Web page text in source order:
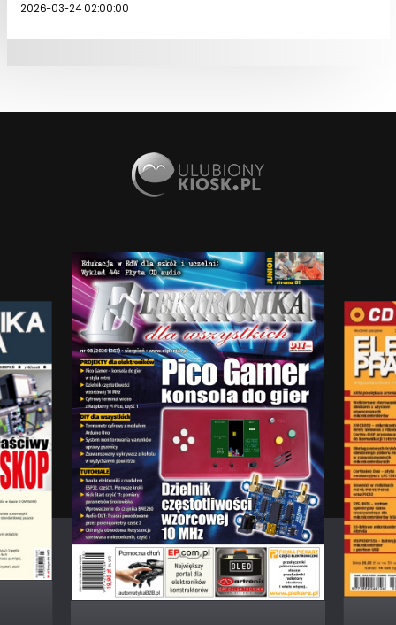
2026-03-24 02:00:00